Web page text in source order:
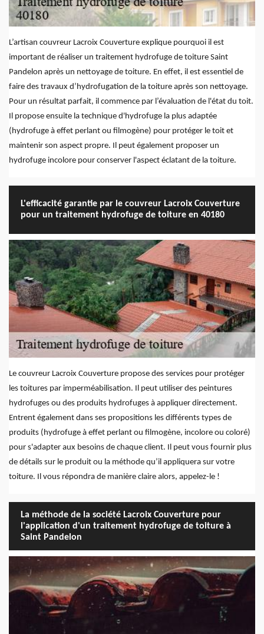
L’artisan couvreur Lacroix Couverture explique pourquoi il est
important de réaliser un traitement hydrofuge de toiture Saint
Pandelon après un nettoyage de toiture. En effet, il est essentiel de
faire des travaux d’hydrofugation de la toiture après son nettoyage.
Pour un résultat parfait, il commence par l’évaluation de l'état du toit.
Il propose ensuite la technique d'hydrofuge la plus adaptée
(hydrofuge à effet perlant ou filmogène) pour protéger le toit et
maintenir son aspect propre. Il peut également proposer un
hydrofuge incolore pour conserver l'aspect éclatant de la toiture.
L'efficacité garantie par le couvreur Lacroix Couverture
pour un traitement hydrofuge de toiture en 40180
Le couvreur Lacroix Couverture propose des services pour protéger
les toitures par imperméabilisation. Il peut utiliser des peintures
hydrofuges ou des produits hydrofuges à appliquer directement.
Entrent également dans ses propositions les différents types de
produits (hydrofuge à effet perlant ou filmogène, incolore ou coloré)
pour s'adapter aux besoins de chaque client. Il peut vous fournir plus
de détails sur le produit ou la méthode qu’il appliquera sur votre
toiture. Il vous répondra de manière claire alors, appelez-le !
La méthode de la société Lacroix Couverture pour
l'application d'un traitement hydrofuge de toiture à
Saint Pandelon